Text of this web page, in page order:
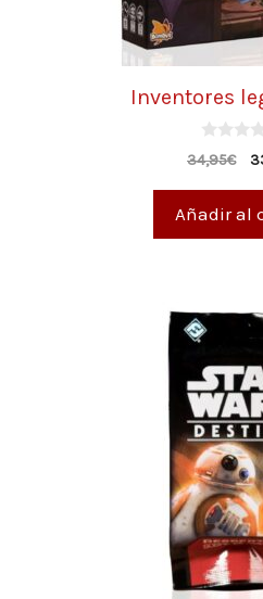
Inventores
0
d
34,95€
Añadir al